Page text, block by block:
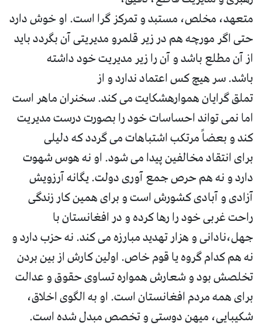
متعهد، مخلص، مستبد و تمرکز گرا است. او خوش دارد
حتی اگر مورچه هم در زیر قلمرو مدیریتی آن بگردد باید
از آن مطلع باشد و آن را زیر مدیریت خود داشته
باشد. سر هیچ کس اعتماد ندارد و از
تملق گرایان هموارهشکایت می کند. سخنران ماهر است
اما نمی تواند احساسات خود را بصورت درست مدیریت
کند و بعضاً مرتکب اشتباهات می گردد که دلیلی
برای انتقاد مخالفین پیدا می شود. او نه هوس شهوت
دارد و نه هم حرص جمع آوری دولت. یگانه آرزویش
آزادی و آبادی کشورش است و برای همین کار زندگی
راحت غربی خود را رها کرده و در افغانستان با
جهل،نادانی و هزار تهدید مبارزه می کند. نه حزب دارد و
نه هم کدام گروه یا قوم خاص. اولین کارش از بین بردن
تخلصش بود و شعارش همواره تساوی حقوق و عدالت
برای همه مردم افغانستان است. او به الگوی اخلاق،
شکیبایی، میهن دوستی و تخصص مبدل شده است.